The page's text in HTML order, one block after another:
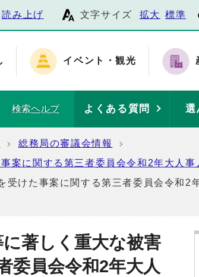
読み上げ 文字サイズ 拡大 標準
イベント・観光
検索ヘルプ よくある質問 選
総務局の審議会情報
案に関する第三者委員会令和2年大人
けた事案に関する第三者委員会令和2
著しく重大な被害
委員会令和2年大人